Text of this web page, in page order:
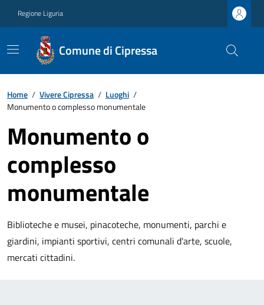
Regione Liguria
Comune di Cipressa
Home / Vivere Cipressa / Luoghi /
Monumento o complesso monumentale
Monumento o
complesso
monumentale
Biblioteche e musei, pinacoteche, monumenti, parchi e
giardini, impianti sportivi, centri comunali d'arte, scuole,
mercati cittadini.